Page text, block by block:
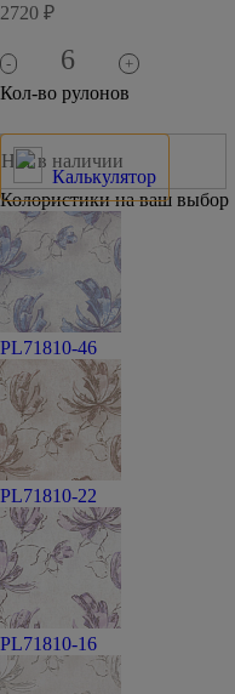
2720 ₽
- +
Кол-во рулонов
Калькулятор
Нет в наличии
Колористики на ваш выбор
PL71810-46
PL71810-22
PL71810-16